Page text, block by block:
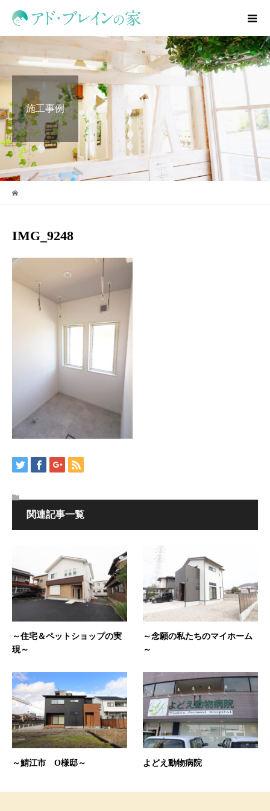
施工事例
IMG_9248
関連記事一覧
～住宅＆ペットショップの実
現～
～念願の私たちのマイホーム
～
～鯖江市 O様邸～ よどえ動物病院